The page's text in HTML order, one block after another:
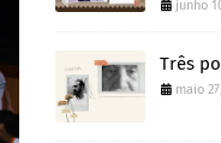
junho
Três
maio